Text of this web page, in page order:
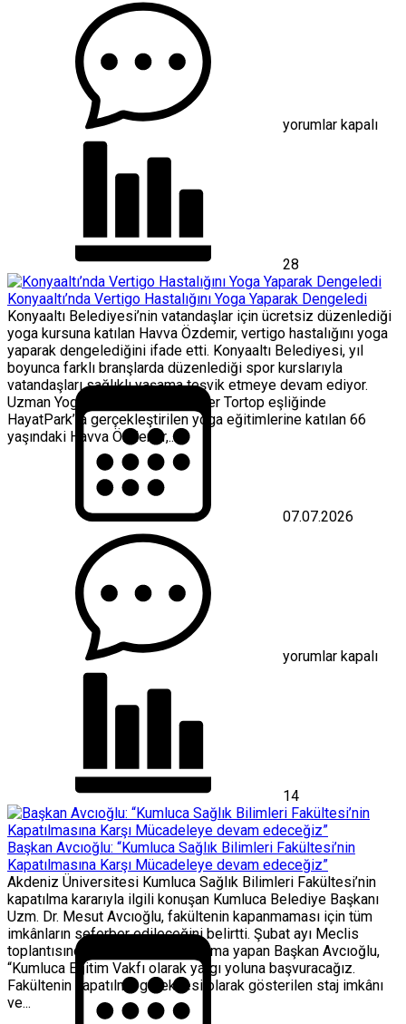
yorumlar kapalı
28
Konyaaltı’nda Vertigo Hastalığını Yoga Yaparak Dengeledi
Konyaaltı Belediyesi’nin vatandaşlar için ücretsiz düzenlediği
yoga kursuna katılan Havva Özdemir, vertigo hastalığını yoga
yaparak dengelediğini ifade etti. Konyaaltı Belediyesi, yıl
boyunca farklı branşlarda düzenlediği spor kurslarıyla
vatandaşları sağlıklı yaşama teşvik etmeye devam ediyor.
Uzman Yoga Eğitmeni Aylin Önder Tortop eşliğinde
HayatPark’ta gerçekleştirilen yoga eğitimlerine katılan 66
yaşındaki Havva Özdemir,...
07.07.2026
yorumlar kapalı
14
Başkan Avcıoğlu: “Kumluca Sağlık Bilimleri Fakültesi’nin
Kapatılmasına Karşı Mücadeleye devam edeceğiz”
Akdeniz Üniversitesi Kumluca Sağlık Bilimleri Fakültesi’nin
kapatılma kararıyla ilgili konuşan Kumluca Belediye Başkanı
Uzm. Dr. Mesut Avcıoğlu, fakültenin kapanmaması için tüm
imkânların seferber edileceğini belirtti. Şubat ayı Meclis
toplantısında konuyla ilgili açıklama yapan Başkan Avcıoğlu,
“Kumluca Eğitim Vakfı olarak yargı yoluna başvuracağız.
Fakültenin kapatılma gerekçesi olarak gösterilen staj imkânı
ve...